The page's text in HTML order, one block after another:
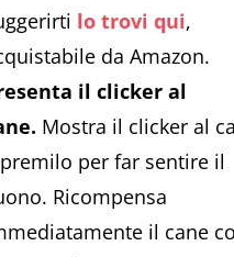
lo trovi qui,
da Amazon.
il clicker al
Mostra il clicker al
per far sentire il
Ricompensa
il cane